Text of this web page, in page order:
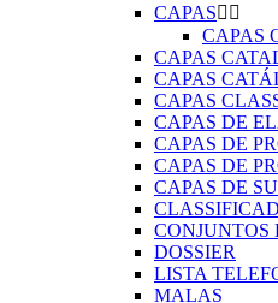
CAPAS 
CAPAS
CAPAS
CAPAS
CAPAS
CAPAS DE
CAPAS DE
CAPAS DE
CAPAS DE
CONJUNTOS
DOSSIER
LISTA
MALAS